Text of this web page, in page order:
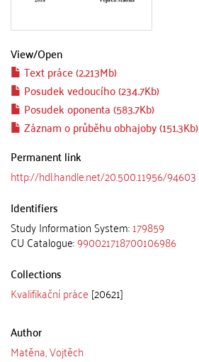
View/Open
Text práce (2.213Mb)
Posudek vedoucího (234.7Kb)
Posudek oponenta (583.7Kb)
Záznam o průběhu obhajoby (151.3Kb)
Permanent link
http://hdl.handle.net/20.500.11956/94603
Identifiers
Study Information System:179859
CU Catalogue:990021718700106986
Collections
Kvalifikační práce [20621]
Author
Matěna, Vojtěch